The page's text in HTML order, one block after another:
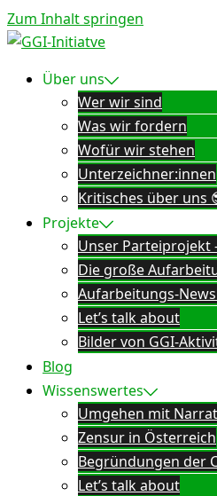
Zum Inhalt springen
Über uns
Wer wir sind
Was wir fordern
Wofür wir stehen
Unterzeichner:innen
Kritisches über uns
Projekte
Unser Parteiprojekt
Die große
Aufarbeitungs-
Let’s talk about
Bilder von GGI-
Blog
Wissenswertes
Umgehen mit
Zensur in Österreich
Begründungen der
Let’s talk about